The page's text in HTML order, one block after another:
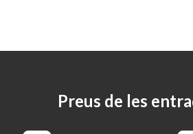
Preus de les